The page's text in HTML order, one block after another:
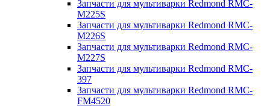
Запчасти для мультиварки Redmond RMC-
M225S
Запчасти для мультиварки Redmond RMC-
M226S
Запчасти для мультиварки Redmond RMC-
M227S
Запчасти для мультиварки Redmond RMC-
397
Запчасти для мультиварки Redmond RMC-
FM4520